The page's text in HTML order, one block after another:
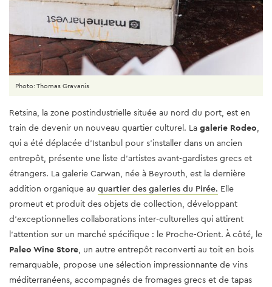
Photo: Thomas Gravanis
Retsina, la zone postindustrielle située au nord du port, est en
train de devenir un nouveau quartier culturel. La galerie Rodeo,
qui a été déplacée d’Istanbul pour s’installer dans un ancien
entrepôt, présente une liste d’artistes avant-gardistes grecs et
étrangers. La galerie Carwan, née à Beyrouth, est la dernière
addition organique au quartier des galeries du Pirée. Elle
promeut et produit des objets de collection, développant
d'exceptionnelles collaborations inter-culturelles qui attirent
l'attention sur un marché spécifique : le Proche-Orient. À côté, le
Paleo Wine Store, un autre entrepôt reconverti au toit en bois
remarquable, propose une sélection impressionnante de vins
méditerranéens, accompagnés de fromages grecs et de tapas